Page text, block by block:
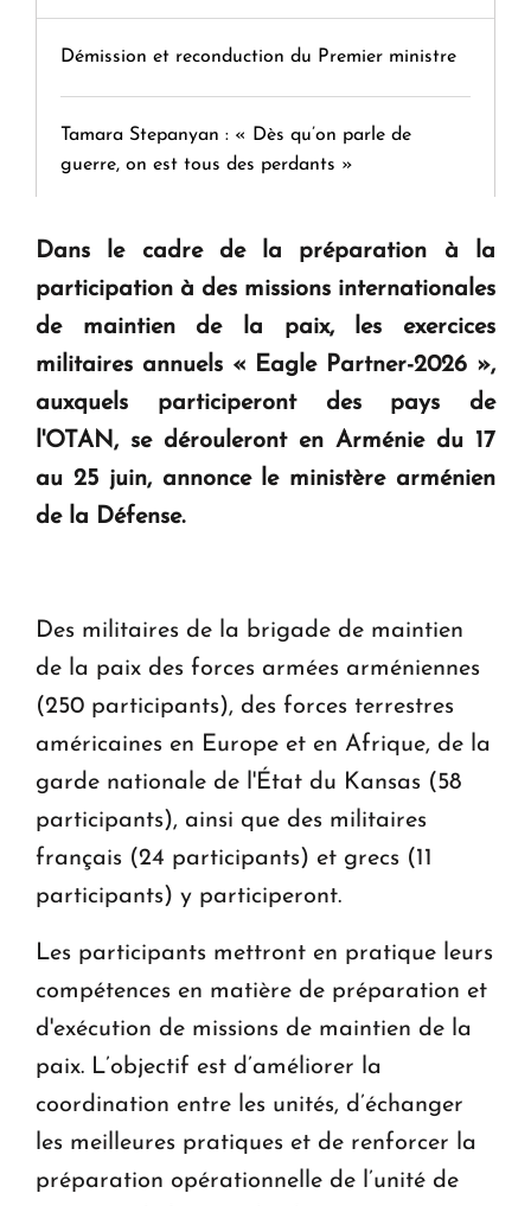
Démission et reconduction du Premier ministre
Tamara Stepanyan : « Dès qu’on parle de
guerre, on est tous des perdants »
" Tant qu'il n'existe pas d'alternative concrète, la
question d'un référendum ne se pose pas. "
KASA : 30 ans d'audace, de résilience et d'avenir
ouvrira ses portes à Dilijan
Dans le cadre de la préparation à la
participation à des missions internationales
de maintien de la paix, les exercices
militaires annuels « Eagle Partner-2026 »,
auxquels participeront des pays de
l'OTAN, se dérouleront en Arménie du 17
au 25 juin, annonce le ministère arménien
de la Défense.
Des militaires de la brigade de maintien
de la paix des forces armées arméniennes
(250 participants), des forces terrestres
américaines en Europe et en Afrique, de la
garde nationale de l'État du Kansas (58
participants), ainsi que des militaires
français (24 participants) et grecs (11
participants) y participeront.
Les participants mettront en pratique leurs
compétences en matière de préparation et
d'exécution de missions de maintien de la
paix. L’objectif est d’améliorer la
coordination entre les unités, d’échanger
les meilleures pratiques et de renforcer la
préparation opérationnelle de l’unité de